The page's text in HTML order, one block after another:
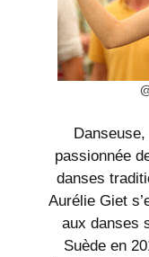
passionnée
danses
Aurélie Giet
aux danses
Suède en